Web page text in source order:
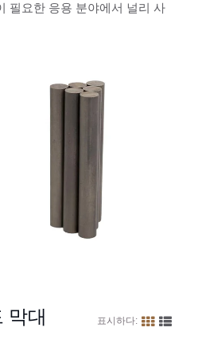
필요한 응용 분야에서 널리 사
막대 표시하다: